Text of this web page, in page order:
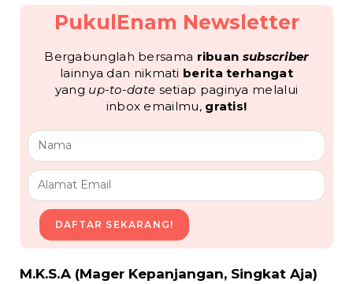
PukulEnam Newsletter
Bergabunglah bersama ribuan subscriber
lainnya dan nikmati berita terhangat
yang up-to-date setiap paginya melalui
inbox emailmu, gratis!
DAFTAR SEKARANG!
M.K.S.A (Mager Kepanjangan, Singkat Aja)